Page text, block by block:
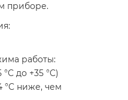
приборе.
работы:
до +35 °C)
°C ниже, чем